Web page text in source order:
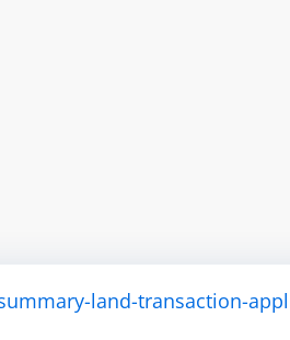
land-transaction-